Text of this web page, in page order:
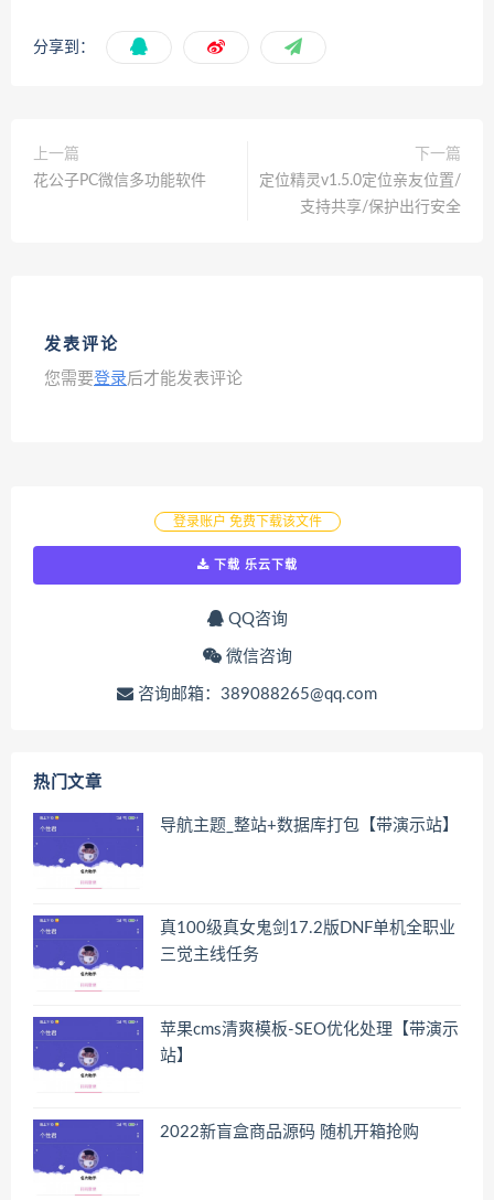
分享到：
上一篇
花公子PC微信多功能软件
下一篇
定位精灵v1.5.0定位亲友位置/
支持共享/保护出行安全
发表评论
您需要登录后才能发表评论
登录账户 免费下载该文件
下载 乐云下载
QQ咨询
微信咨询
咨询邮箱：389088265@qq.com
热门文章
导航主题_整站+数据库打包【带演示站】
真100级真女鬼剑17.2版DNF单机全职业
三觉主线任务
苹果cms清爽模板-SEO优化处理【带演示
站】
2022新盲盒商品源码 随机开箱抢购